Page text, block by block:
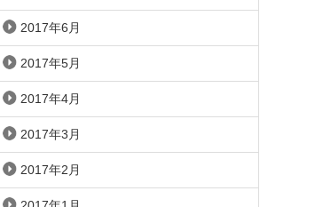
2017年6月
2017年5月
2017年4月
2017年3月
2017年2月